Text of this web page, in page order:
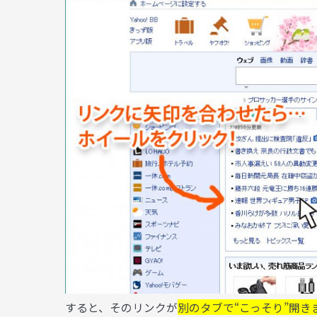
すると、そのリンクが別のタブで“こっそり”開き